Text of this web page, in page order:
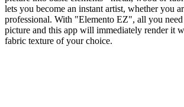
lets you become an instant artist, whether you
professional. With "Elemento EZ", all you
picture and this app will immediately render it
fabric texture of your choice.